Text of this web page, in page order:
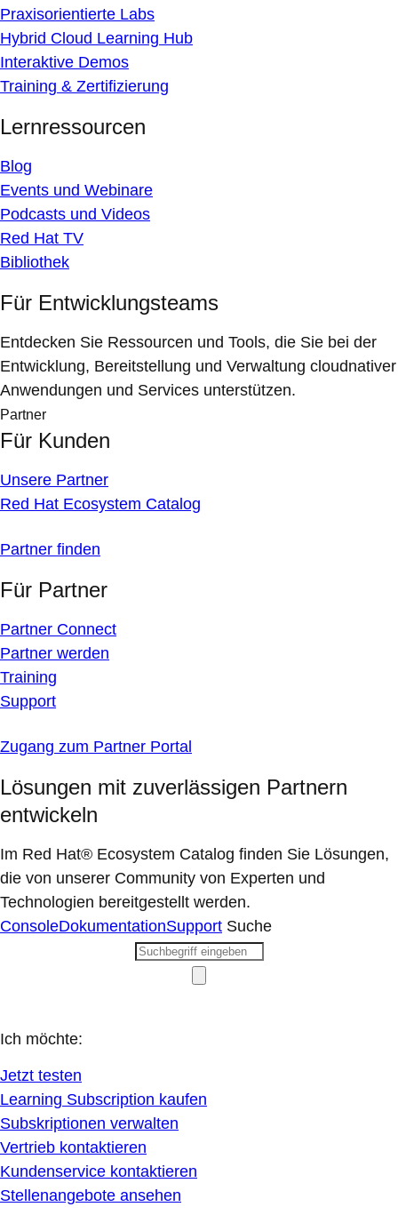
Praxisorientierte Labs
Hybrid Cloud Learning Hub
Interaktive Demos
Training & Zertifizierung
Lernressourcen
Blog
Events und Webinare
Podcasts und Videos
Red Hat TV
Bibliothek
Für Entwicklungsteams
Entdecken Sie Ressourcen und Tools, die Sie bei der
Entwicklung, Bereitstellung und Verwaltung cloudnativer
Anwendungen und Services unterstützen.
Partner
Für Kunden
Unsere Partner
Red Hat Ecosystem Catalog
Partner finden
Für Partner
Partner Connect
Partner werden
Training
Support
Zugang zum Partner Portal
Lösungen mit zuverlässigen Partnern
entwickeln
Im Red Hat® Ecosystem Catalog finden Sie Lösungen,
die von unserer Community von Experten und
Technologien bereitgestellt werden.
ConsoleDokumentationSupport Suche
Ich möchte:
Jetzt testen
Learning Subscription kaufen
Subskriptionen verwalten
Vertrieb kontaktieren
Kundenservice kontaktieren
Stellenangebote ansehen